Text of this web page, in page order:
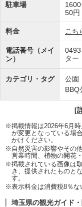
駐車場
50円
料金 こち
電話番号（メイ
ン）
ター
カテゴリ・タグ 公園
BBQ
[
※掲載情報は2026年6月
が変更となっている場
かけください。
※自然災害の影響やその
営業時間、植物の開花
※掲載されている画像は
き、提供されたものと
す。
※表示料金は消費税8％な
埼玉県の観光ガイド